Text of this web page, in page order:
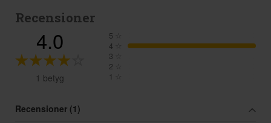
Recensioner
4.0
1 betyg
5
4
3
2
1
Recensioner (1)